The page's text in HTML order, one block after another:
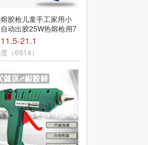
胶枪儿童手工家用小
动出胶25W热熔枪用7
热熔胶条胶棒
21.1
（6914）